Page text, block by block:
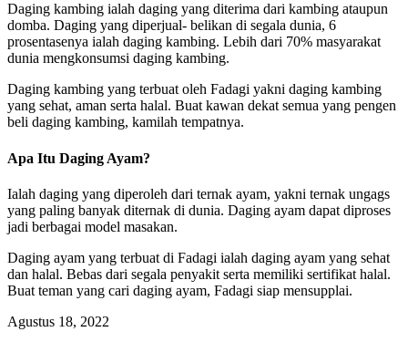
Daging kambing ialah daging yang diterima dari kambing ataupun
domba. Daging yang diperjual- belikan di segala dunia, 6
prosentasenya ialah daging kambing. Lebih dari 70% masyarakat
dunia mengkonsumsi daging kambing.
Daging kambing yang terbuat oleh Fadagi yakni daging kambing
yang sehat, aman serta halal. Buat kawan dekat semua yang pengen
beli daging kambing, kamilah tempatnya.
Apa Itu Daging Ayam?
Ialah daging yang diperoleh dari ternak ayam, yakni ternak ungags
yang paling banyak diternak di dunia. Daging ayam dapat diproses
jadi berbagai model masakan.
Daging ayam yang terbuat di Fadagi ialah daging ayam yang sehat
dan halal. Bebas dari segala penyakit serta memiliki sertifikat halal.
Buat teman yang cari daging ayam, Fadagi siap mensupplai.
Agustus 18, 2022